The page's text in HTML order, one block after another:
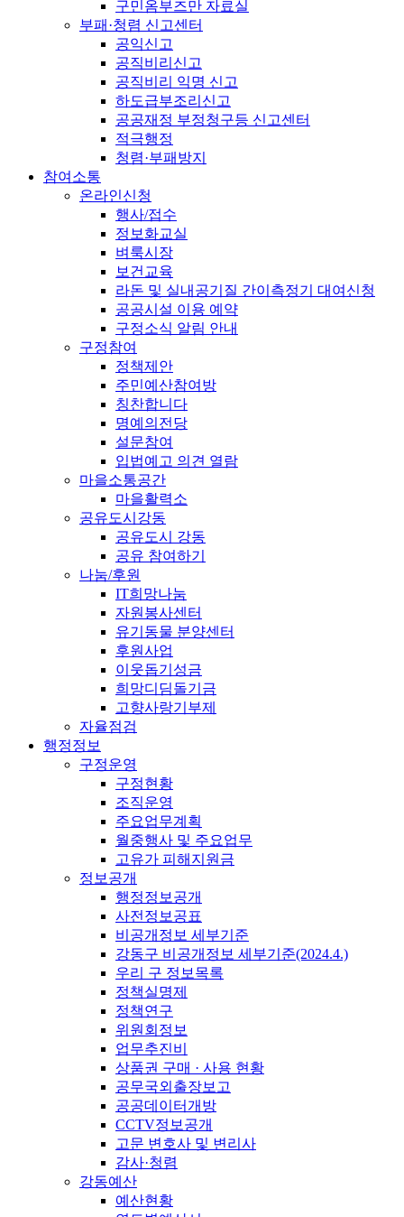
구민옴부즈만 자료실
부패·청렴 신고센터
공익신고
공직비리신고
공직비리 익명 신고
하도급부조리신고
공공재정 부정청구등 신고센터
적극행정
청렴·부패방지
참여소통
온라인신청
행사/접수
정보화교실
벼룩시장
보건교육
라돈 및 실내공기질 간이측정기 대여신청
공공시설 이용 예약
구정소식 알림 안내
구정참여
정책제안
주민예산참여방
칭찬합니다
명예의전당
설문참여
입법예고 의견 열람
마을소통공간
마을활력소
공유도시강동
공유도시 강동
공유 참여하기
나눔/후원
IT희망나눔
자원봉사센터
유기동물 분양센터
후원사업
이웃돕기성금
희망디딤돌기금
고향사랑기부제
자율점검
행정정보
구정운영
구정현황
조직운영
주요업무계획
월중행사 및 주요업무
고유가 피해지원금
정보공개
행정정보공개
사전정보공표
비공개정보 세부기준
강동구 비공개정보 세부기준(2024.4.)
우리 구 정보목록
정책실명제
정책연구
위원회정보
업무추진비
상품권 구매 · 사용 현황
공무국외출장보고
공공데이터개방
CCTV정보공개
고문 변호사 및 변리사
감사·청렴
강동예산
예산현황